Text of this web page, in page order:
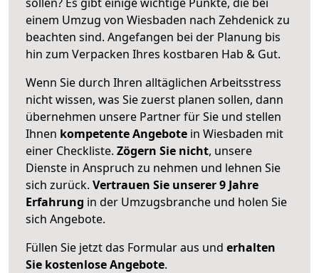
einem Umzug von Wiesbaden nach Zehdenick zu
beachten sind. Angefangen bei der Planung bis
hin zum Verpacken Ihres kostbaren Hab & Gut.
Wenn Sie durch Ihren alltäglichen Arbeitsstress
nicht wissen, was Sie zuerst planen sollen, dann
übernehmen unsere Partner für Sie und stellen
Ihnen kompetente Angebote in Wiesbaden mit
einer Checkliste. Zögern Sie nicht, unsere
Dienste in Anspruch zu nehmen und lehnen Sie
sich zurück. Vertrauen Sie unserer 9 Jahre
Erfahrung in der Umzugsbranche und holen Sie
sich Angebote.
Füllen Sie jetzt das Formular aus und erhalten
Sie kostenlose Angebote.